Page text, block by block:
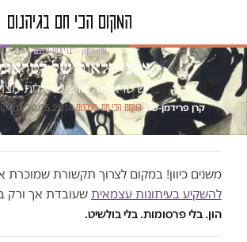
טור דעה · בריאות הנפש
צבעי הלאום של
יש טראומה ארצישראלית
קרן פרידמן-פלג·המקום הכי חם בגיהנום·
30.05.2014
·זמן
משנים כיוון! במקום לצרוך תקשורת שמוכרת
להשקיע בעיתונות עצמאית שעובדת אך ורק
הון. בלי פרסומות. בלי בולשיט.